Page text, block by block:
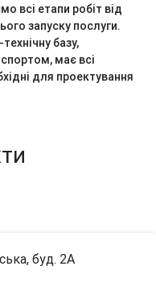
всі етапи робіт від
запуску послуги.
базу,
має всі
для проектування
буд. 2А